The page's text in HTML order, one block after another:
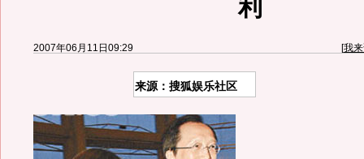
利
2007年06月11日09:29 [我
来源：搜狐娱乐社区